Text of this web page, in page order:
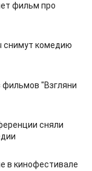
фильм про
снимут комедию
фильмов "Взгляни
сняли
в кинофестивале